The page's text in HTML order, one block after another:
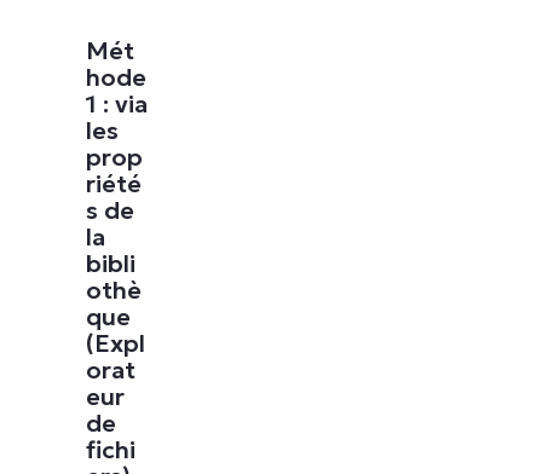
Mét
hode
1 : via
les
prop
riété
s de
la
bibli
othè
que
(Expl
orat
eur
de
fichi